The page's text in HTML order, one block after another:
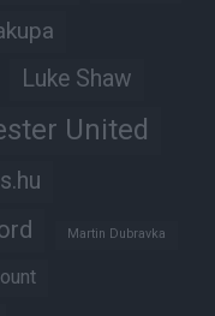
Luke Shaw
United
Martin Dubravka